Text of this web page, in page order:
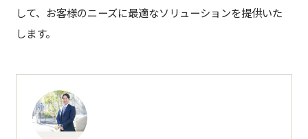
して、お客様のニーズに最適なソリューションを提供いた
します。